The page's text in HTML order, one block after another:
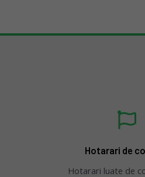
Hotarari de
Hotarari luate de